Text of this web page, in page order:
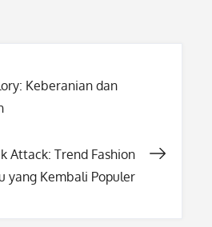
Keberanian dan
Attack: Trend Fashion
yang Kembali Populer